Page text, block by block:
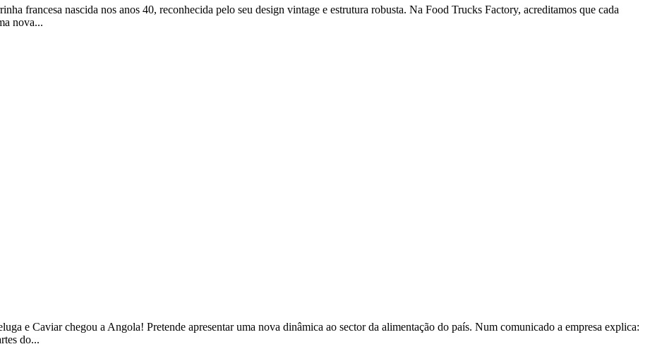
francesa nascida nos anos 40, reconhecida pelo seu design vintage e estrutura robusta. Na Food Trucks Factory, acreditamos que cada
nova...
e Caviar chegou a Angola! Pretende apresentar uma nova dinâmica ao sector da alimentação do país. Num comunicado a empresa explica:
do...